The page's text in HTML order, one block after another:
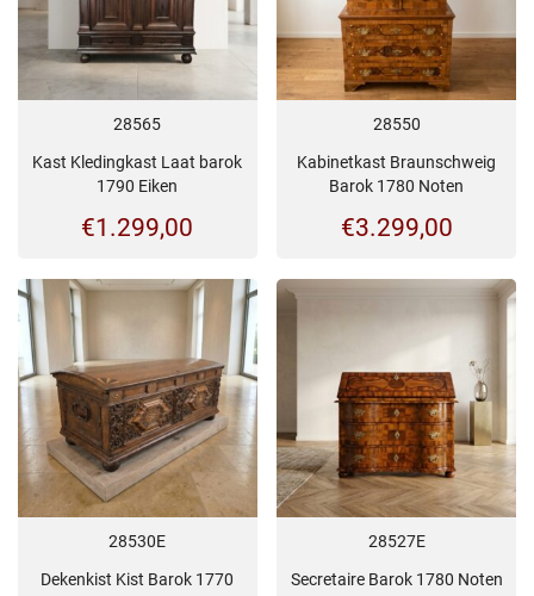
28565
Kast Kledingkast Laat barok
1790 Eiken
€1.299,00
28550
Kabinetkast Braunschweig
Barok 1780 Noten
€3.299,00
28530E
Dekenkist Kist Barok 1770
28527E
Secretaire Barok 1780 Noten